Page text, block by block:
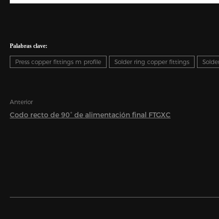
Palabras clave:
Press copper fittings m profile Solder ring copper fittings
Anterior
Codo recto de 90° de alimentación final FTGXC